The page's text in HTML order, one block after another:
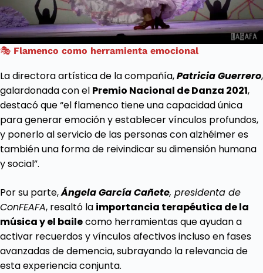
🎭 Flamenco como herramienta emocional
La directora artística de la compañía,Patricia Guerrero,
galardonada con el Premio Nacional de Danza 2021,
destacó que “el flamenco tiene una capacidad única
para generar emoción y establecer vínculos profundos,
y ponerlo al servicio de las personas con alzhéimer es
también una forma de reivindicar su dimensión humana
y social”.
Por su parte,Ángela García Cañete, presidenta de
ConFEAFA, resaltó la importancia terapéutica de la
música y el bailecomo herramientas que ayudan a
activar recuerdos y vínculos afectivos incluso en fases
avanzadas de demencia, subrayando la relevancia de
esta experiencia conjunta.